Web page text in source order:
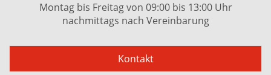
Montag bis Freitag von 09:00 bis 13:00 Uhr
nachmittags nach Vereinbarung
Kontakt